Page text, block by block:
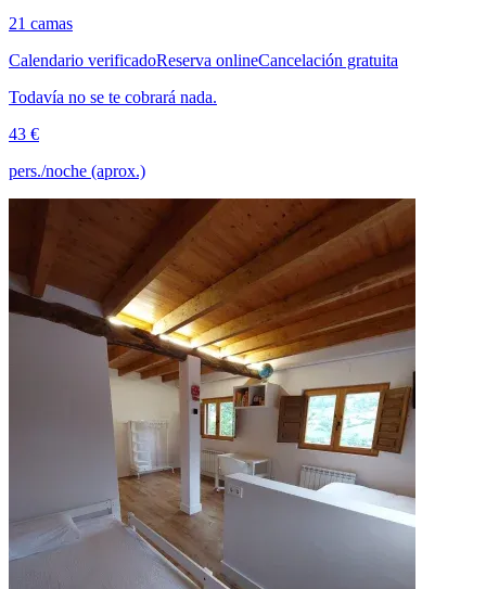
21 camas
Calendario verificadoReserva onlineCancelación gratuita
Todavía no se te cobrará nada.
43 €
pers./noche (aprox.)